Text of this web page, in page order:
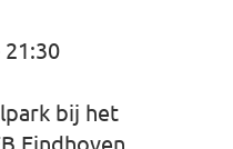
21:30
bij het